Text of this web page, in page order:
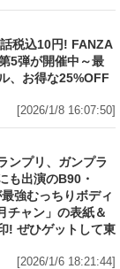
税込10円! FANZA
5弾が開催中～最
、お得な25%OFF
[2026/1/8 16:07:50]
ンプリ、ガンプラ
も出演のB90・
強むっちりボディ
チャン」の表紙＆
! ぜひゲットして東
[2026/1/6 18:21:44]